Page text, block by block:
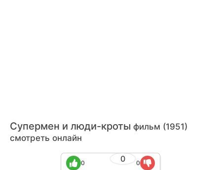
Супермен и люди-кроты фильм (1951)
смотреть онлайн
0
0 0